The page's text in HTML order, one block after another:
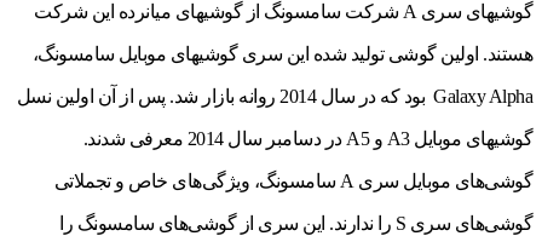
گوشی‎های سری A شرکت سامسونگ از گوشی‎های میان‎رده این شرکت
هستند. اولین گوشی تولید شده این سری گوشی‎های موبایل سامسونگ،
Galaxy Alpha بود که در سال 2014 روانه بازار شد. پس از آن اولین نسل
گوشی‎های موبایل A3 و A5 در دسامبر سال 2014 معرفی شدند.
گوشی‌های موبایل سری A سامسونگ، ویژگی‌های خاص و تجملاتی
گوشی‌های سری S را ندارند. این سری از گوشی‌های سامسونگ را